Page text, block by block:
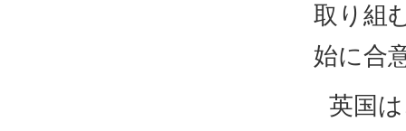
取り組
始に合
英国